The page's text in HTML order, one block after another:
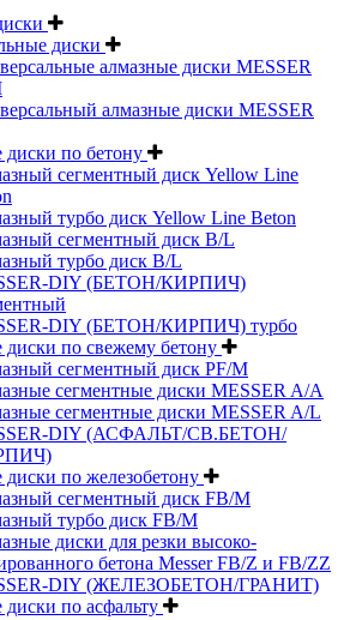
диски
алмазные диски MESSER
алмазные диски MESSER
по бетону
сегментный диск Yellow Line
турбо диск Yellow Line Beton
сегментный диск B/L
турбо диск B/L
DIY (БЕТОН/КИРПИЧ)
DIY (БЕТОН/КИРПИЧ) турбо
по свежему бетону
сегментный диск PF/M
сегментные диски MESSER A/A
сегментные диски MESSER A/L
DIY (АСФАЛЬТ/СВ.БЕТОН/
по железобетону
сегментный диск FB/M
турбо диск FB/M
диски для резки высоко-
бетона Messer FB/Z и FB/ZZ
DIY (ЖЕЛЕЗОБЕТОН/ГРАНИТ)
по асфальту